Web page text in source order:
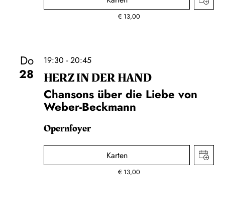
€ 13,00
Do
28
19:30 - 20:45
HERZ IN DER HAND
Chansons über die Liebe von
Weber-Beckmann
Opernfoyer
Karten
€ 13,00